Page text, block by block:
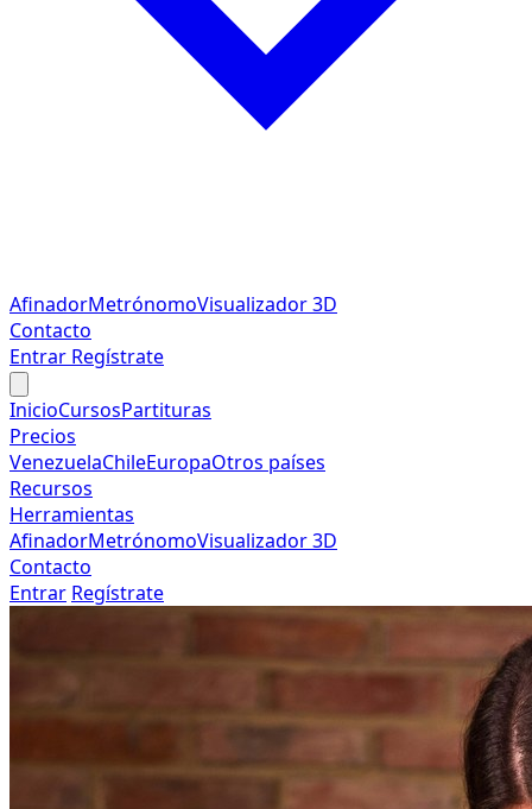
AfinadorMetrónomoVisualizador 3D
Contacto
Entrar Regístrate
InicioCursosPartituras
Precios
VenezuelaChileEuropaOtros países
Recursos
Herramientas
AfinadorMetrónomoVisualizador 3D
Contacto
Entrar Regístrate